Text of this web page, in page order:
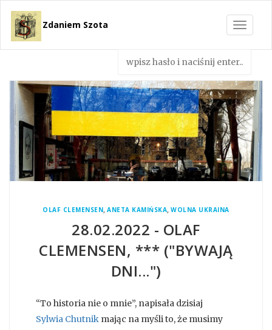
Toggle
Zdaniem Szota
OLAF CLEMENSEN,ANETA KAMIŃSKA,WOLNA UKRAINA
28.02.2022 - OLAF
CLEMENSEN, *** ("BYWAJĄ
DNI...")
“To historia nie o mnie”, napisała dzisiaj
Sylwia Chutnik mając na myśli to, że musimy